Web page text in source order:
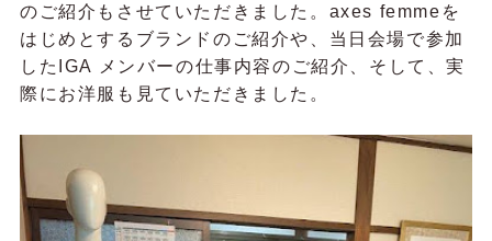
のご紹介もさせていただきました。axes femmeを
はじめとするブランドのご紹介や、当日会場で参加
したIGA メンバーの仕事内容のご紹介、そして、実
際にお洋服も見ていただきました。